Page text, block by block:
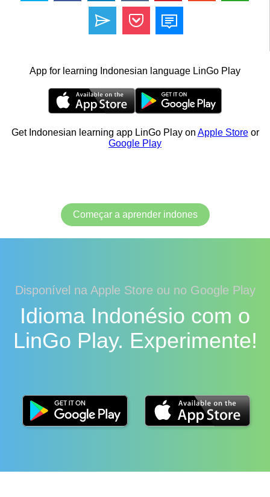
App for learning Indonesian language LinGo Play
Get Indonesian learning app LinGo Play on Apple Storeor
Google Play
Começar a aprender indones
Disponível na Apple Store ou no Google Play
Idioma Indonésio com o
LinGo Play. Experimente!